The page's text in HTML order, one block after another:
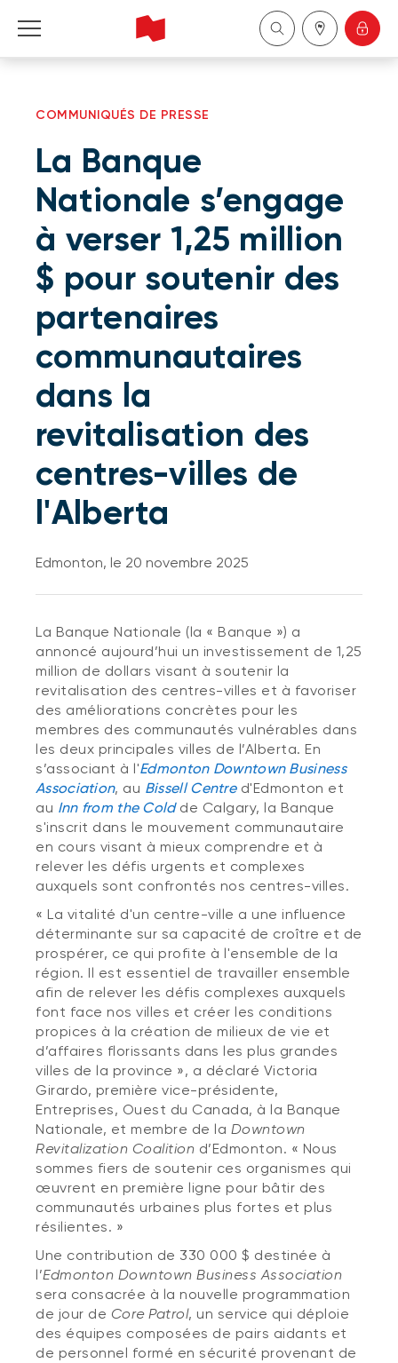
Gestion de patrimoine
À propos de nous
Devenir client
English
COMMUNIQUÉS DE PRESSE
La Banque
Nationale s’engage
à verser 1,25 million
$ pour soutenir des
partenaires
communautaires
dans la
revitalisation des
centres-villes de
l'Alberta
Edmonton, le 20 novembre 2025
La Banque Nationale (la « Banque ») a
annoncé aujourd’hui un investissement de 1,25
million de dollars visant à soutenir la
revitalisation des centres-villes et à favoriser
des améliorations concrètes pour les
membres des communautés vulnérables dans
les deux principales villes de l’Alberta. En
s’associant à l'Edmonton Downtown Business
Association, au Bissell Centred'Edmonton et
au Inn from the Coldde Calgary, la Banque
s'inscrit dans le mouvement communautaire
en cours visant à mieux comprendre et à
relever les défis urgents et complexes
auxquels sont confrontés nos centres-villes.
« La vitalité d'un centre-ville a une influence
déterminante sur sa capacité de croître et de
prospérer, ce qui profite à l'ensemble de la
région. Il est essentiel de travailler ensemble
afin de relever les défis complexes auxquels
font face nos villes et créer les conditions
propices à la création de milieux de vie et
d’affaires florissants dans les plus grandes
villes de la province », a déclaré Victoria
Girardo, première vice-présidente,
Entreprises, Ouest du Canada, à la Banque
Nationale, et membre de la Downtown
Revitalization Coalition d’Edmonton. « Nous
sommes fiers de soutenir ces organismes qui
œuvrent en première ligne pour bâtir des
communautés urbaines plus fortes et plus
résilientes. »
Une contribution de 330 000 $ destinée à
l’Edmonton Downtown Business Association
sera consacrée à la nouvelle programmation
de jour de Core Patrol, un service qui déploie
des équipes composées de pairs aidants et
de personnel formé en sécurité provenant de